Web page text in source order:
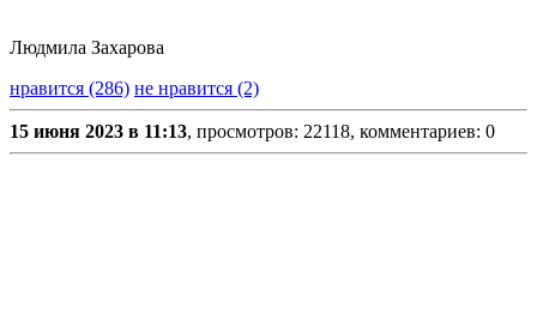
Людмила Захарова
нравится (286) не нравится (2)
15 июня 2023 в 11:13, просмотров: 22118, комментариев: 0